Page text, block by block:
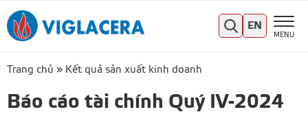
MENU
EN
Trang chủ » Kết quả sản xuất kinh doanh
Báo cáo tài chính Quý IV-2024